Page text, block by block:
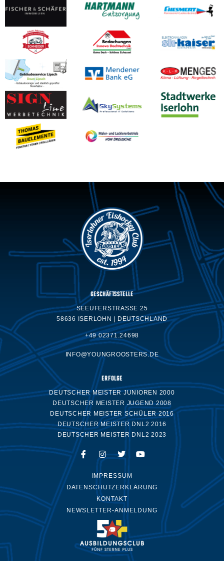
GESCHÄFTSSTELLE
SEEUFERSTRASSE 25
58636 ISERLOHN | DEUTSCHLAND
+49 02371.24698
INFO@YOUNGROOSTERS.DE
ERFOLGE
DEUTSCHER MEISTER JUNIOREN 2000
DEUTSCHER MEISTER JUGEND 2008
DEUTSCHER MEISTER SCHÜLER 2016
DEUTSCHER MEISTER DNL2 2016
DEUTSCHER MEISTER DNL2 2023
IMPRESSUM
DATENSCHUTZERKLÄRUNG
KONTAKT
NEWSLETTER-ANMELDUNG